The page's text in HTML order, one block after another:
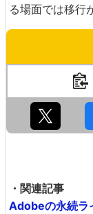
る場面では移行
・関連記事
Adobeの永続ラ